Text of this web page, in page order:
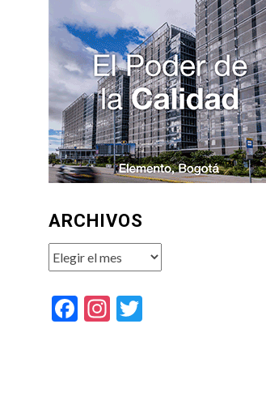
ARCHIVOS
Archivos
Facebook
Instagram